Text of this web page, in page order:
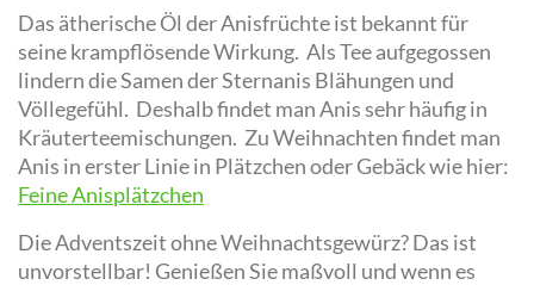
Das ätherische Öl der Anisfrüchte ist bekannt für
seine krampflösende Wirkung. Als Tee aufgegossen
lindern die Samen der Sternanis Blähungen und
Völlegefühl. Deshalb findet man Anis sehr häufig in
Kräuterteemischungen. Zu Weihnachten findet man
Anis in erster Linie in Plätzchen oder Gebäck wie hier:
Feine Anisplätzchen
Die Adventszeit ohne Weihnachtsgewürz? Das ist
unvorstellbar! Genießen Sie maßvoll und wenn es